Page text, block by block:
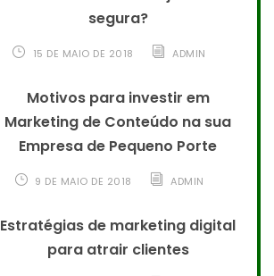
segura?
15 DE MAIO DE 2018 ADMIN
Motivos para investir em
Marketing de Conteúdo na sua
Empresa de Pequeno Porte
9 DE MAIO DE 2018 ADMIN
Estratégias de marketing digital
para atrair clientes